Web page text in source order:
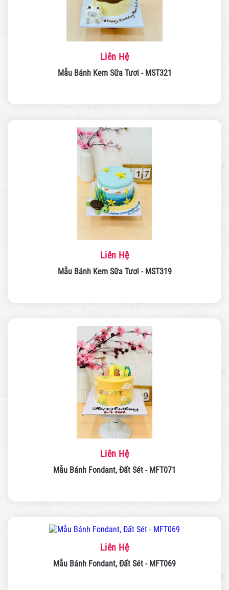
Liên Hệ
Mẫu Bánh Kem Sữa Tươi - MST321
Liên Hệ
Mẫu Bánh Kem Sữa Tươi - MST319
Liên Hệ
Mẫu Bánh Fondant, Đất Sét - MFT071
Liên Hệ
Mẫu Bánh Fondant, Đất Sét - MFT069